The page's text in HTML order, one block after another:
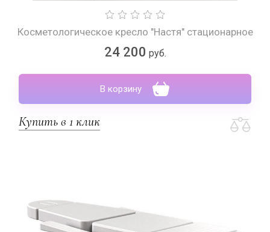
Косметологическое кресло "Настя" стационарное
24 200 руб.
В корзину
Купить в 1 клик